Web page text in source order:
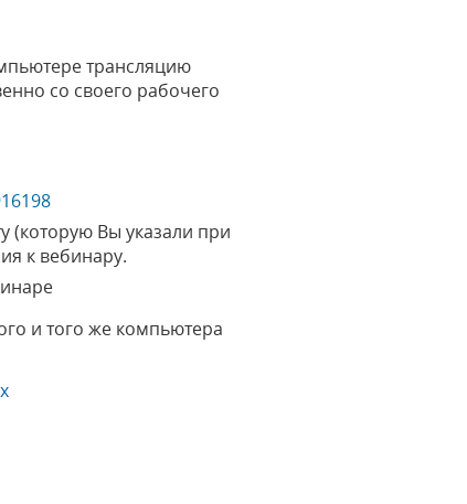
трансляцию
со своего рабочего
(которую Вы указали при
к вебинару.
и того же компьютера